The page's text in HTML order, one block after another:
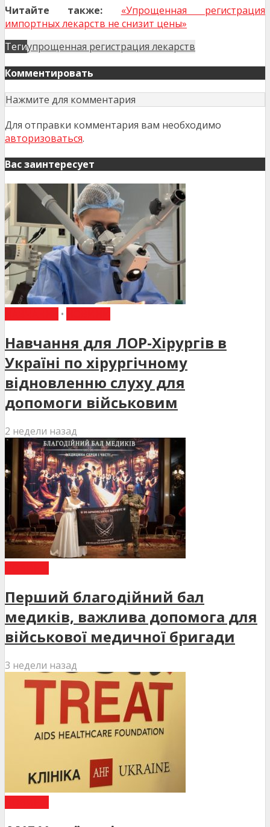
Читайте также: «Упрощенная регистрация
импортных лекарств не снизит цены»
Тегиупрощенная регистрация лекарств
Комментировать
Нажмите для комментария
Для отправки комментария вам необходимо
авторизоваться.
Вас заинтересует
•
Навчання для ЛОР-Хірургів в
Україні по хірургічному
відновленню слуху для
допомоги військовим
2 недели назад
Перший благодійний бал
медиків, важлива допомога для
військової медичної бригади
3 недели назад